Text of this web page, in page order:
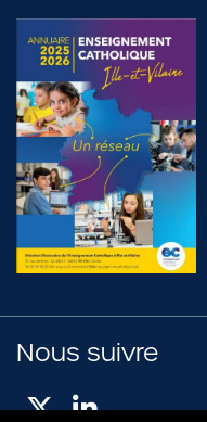
Nous suivre